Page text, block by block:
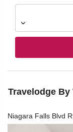
Travelodge By